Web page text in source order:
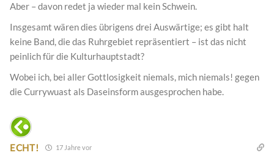
Aber – davon redet ja wieder mal kein Schwein.
Insgesamt wären dies übrigens drei Auswärtige; es gibt halt
keine Band, die das Ruhrgebiet repräsentiert – ist das nicht
peinlich für die Kulturhauptstadt?
Wobei ich, bei aller Gottlosigkeit niemals, mich niemals! gegen
die Currywuast als Daseinsform ausgesprochen habe.
ECHT! 17 Jahre vor